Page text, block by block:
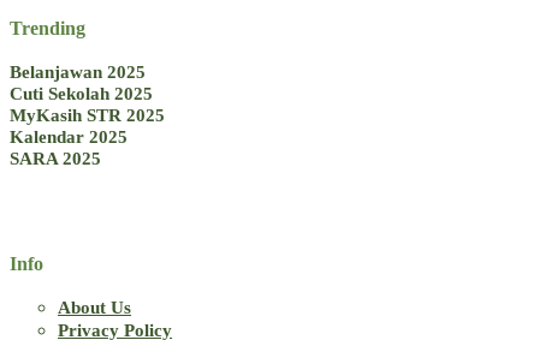
Trending
Belanjawan 2025
Cuti Sekolah 2025
MyKasih STR 2025
Kalendar 2025
SARA 2025
Info
About Us
Privacy Policy